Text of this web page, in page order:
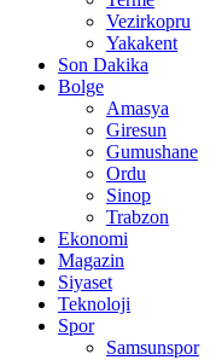
Vezirkopru
Yakakent
Son Dakika
Bolge
Amasya
Giresun
Gumushane
Ordu
Sinop
Trabzon
Ekonomi
Magazin
Siyaset
Teknoloji
Spor
Samsunspor